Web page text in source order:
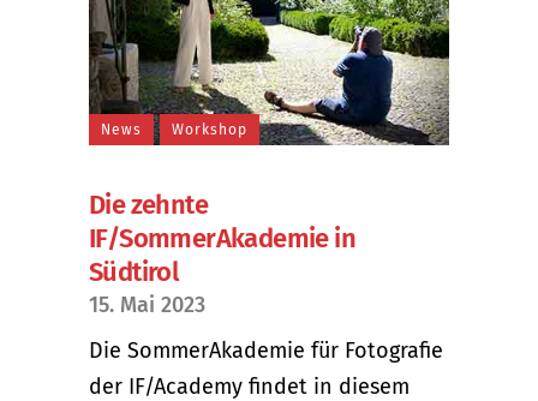
News Workshop
Die zehnte
IF/SommerAkademie in
Südtirol
15. Mai 2023
Die SommerAkademie für Fotografie
der IF/Academy findet in diesem